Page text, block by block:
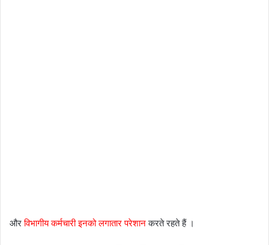
औरविभागीय कर्मचारी इनको लगातार परेशानकरते रहते हैं ।